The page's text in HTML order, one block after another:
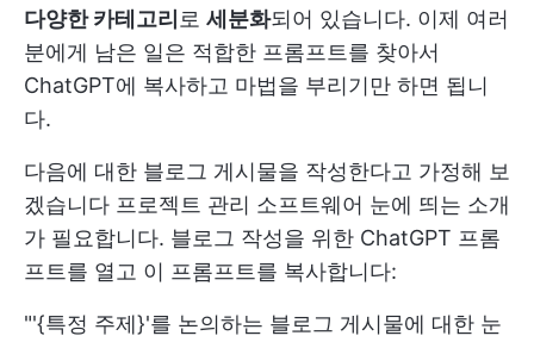
다양한 카테고리 로 세분화되어 있습니다. 이제 여러
분에게 남은 일은 적합한 프롬프트를 찾아서
ChatGPT에 복사하고 마법을 부리기만 하면 됩니
다.
다음에 대한 블로그 게시물을 작성한다고 가정해 보
겠습니다 프로젝트 관리 소프트웨어 눈에 띄는 소개
가 필요합니다. 블로그 작성을 위한 ChatGPT 프롬
프트를 열고 이 프롬프트를 복사합니다:
"'{특정 주제}'를 논의하는 블로그 게시물에 대한 눈